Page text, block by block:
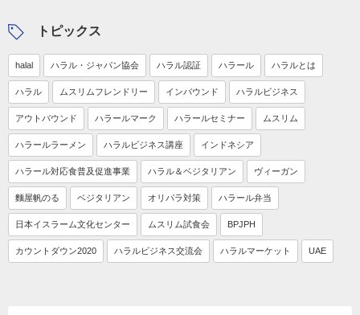
トピックス
halal ハラル・ジャパン協会 ハラル認証 ハラール ハラルとは
ハラル ムスリムフレンドリー インバウンド ハラルビジネス
アウトバウンド ハラールマーク ハラールセミナー ムスリム
ハラールラーメン ハラルビジネス講座 インドネシア
ハラール対応食普及促進事業 ハラル＆ベジタリアン ヴィーガン
麵屋帆のる ベジタリアン オリパラ対策 ハラール弁当
日本イスラーム文化センター ムスリム試食会 BPJPH
カウントダウン2020 ハラルビジネス交流会 ハラルマーケット UAE